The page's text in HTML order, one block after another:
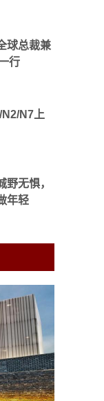
球总裁兼
行
N7上
野无惧，
年轻